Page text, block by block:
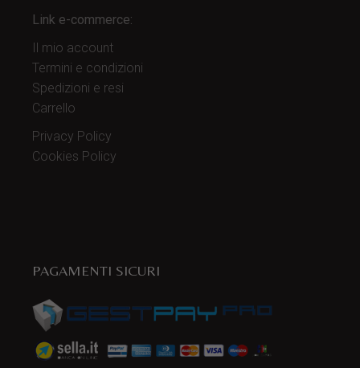
Link e-commerce:
Il mio account
Termini e condizioni
Spedizioni e resi
Carrello
Privacy Policy
Cookies Policy
PAGAMENTI SICURI